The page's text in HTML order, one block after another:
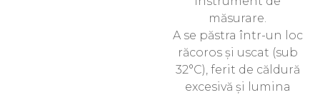
măsurare.
A se păstra într-un loc
răcoros și uscat (sub
32°C), ferit de căldură
excesivă și lumina